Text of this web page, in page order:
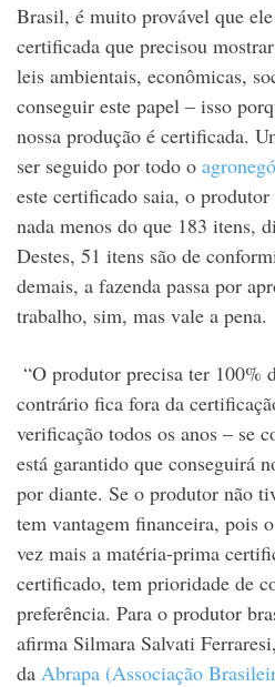
Brasil, é muito provável que
certificada que precisou
leis ambientais, econômicas,
conseguir este papel – isso
nossa produção é certificada.
ser seguido por todo o
este certificado saia, o
nada menos do que 183 itens,
Destes, 51 itens são de
demais, a fazenda passa por
trabalho, sim, mas vale a pena.
“O produtor precisa ter 100%
contrário fica fora da
verificação todos os anos – se
está garantido que conseguirá
por diante. Se o produtor não
tem vantagem financeira, pois
vez mais a matéria-prima
certificado, tem prioridade de
preferência. Para o produtor
afirma Silmara Salvati
da Abrapa (Associação